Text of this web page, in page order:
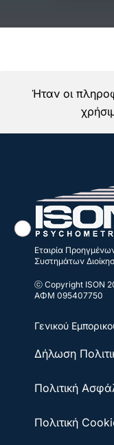
Ήταν οι
Εταιρία
Συστημάτων
ⓒ Copyright ISON
ΑΦΜ 095407750
Γενικού
Δήλωση
Πολιτική
Πολιτική